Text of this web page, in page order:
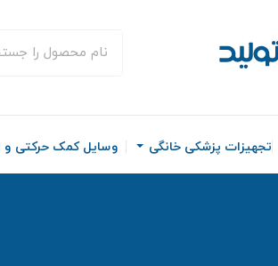
تجهیزات پزشکی خانگی وسایل کمک حرکتی و